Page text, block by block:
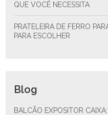
QUE VOCÊ NECESSITA
PRATELEIRA DE FERRO PARA MERCADO: GUIA COMPLETO
PARA ESCOLHER
Blog
BALCÃO EXPOSITOR CAIXA: O GUIA COMPLETO PARA SUA